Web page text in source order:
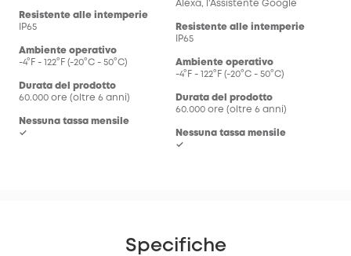
Resistente alle intemperie
IP65
Ambiente operativo
-4°F - 122°F (-20°C - 50°C)
Durata del prodotto
60.000 ore (oltre 6 anni)
Nessuna tassa mensile
✓
Alexa, l'Assistente Google
Resistente alle intemperie
IP65
Ambiente operativo
-4°F - 122°F (-20°C - 50°C)
Durata del prodotto
60.000 ore (oltre 6 anni)
Nessuna tassa mensile
✓
Specifiche